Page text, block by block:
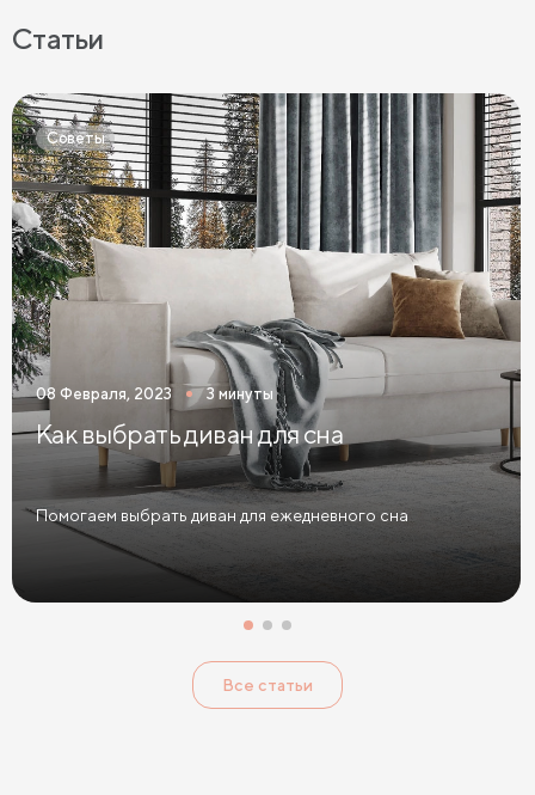
Тонкие матрасы Матрасы с независимыми пружинами
Матрасы из латекса Кокосовые матрасы
Матрасы из латекса и кокоса
Матрасы с эффектом памяти Высокие матрасы
Матрасы с 5 зонами жесткости
Матрасы с 7 зонами жесткости
Односпальные матрасы Двуспальные матрасы
Матрасы для кроватей
Матрасы для кроватей трансформеров
Тонкие мягкие матрасы Тонкие жесткие матрасы
Односпальные матрасы 80х190
Односпальные пружинные матрасы
Статьи
Советы
08 Февраля, 2023 3 минуты
Как выбрать диван для сна
Помогаем выбрать диван для ежедневного сна
Все статьи